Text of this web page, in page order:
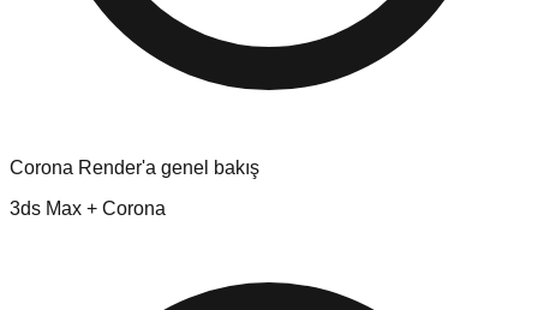
Corona Render'a genel bakış
3ds Max + Corona